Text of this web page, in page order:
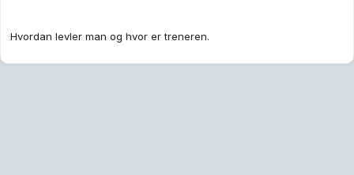
Hvordan levler man og hvor er treneren.